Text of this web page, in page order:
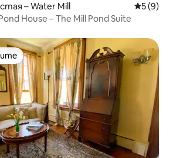
– Water Mill Средна
5 (9)
House – The Mill Pond Suite
на гостите